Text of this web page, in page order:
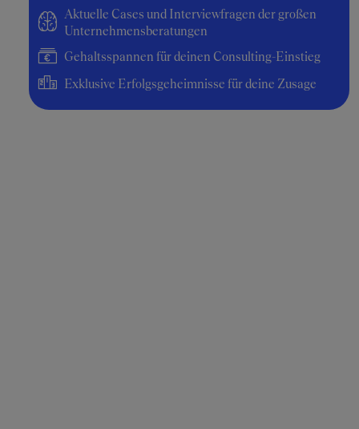
Aktuelle Cases und Interviewfragen der großen
Unternehmensberatungen
Gehaltsspannen für deinen Consulting-Einstieg
Exklusive Erfolgsgeheimnisse für deine Zusage